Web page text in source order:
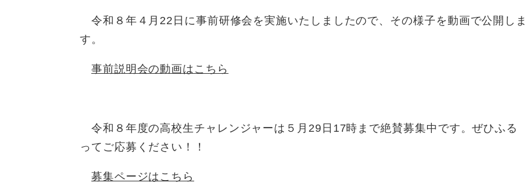
令和８年４月22日に事前研修会を実施いたしましたので、その様子を動画で公開しま
す。
事前説明会の動画はこちら
令和８年度の高校生チャレンジャーは５月29日17時まで絶賛募集中です。ぜひふる
ってご応募ください！！
募集ページはこちら